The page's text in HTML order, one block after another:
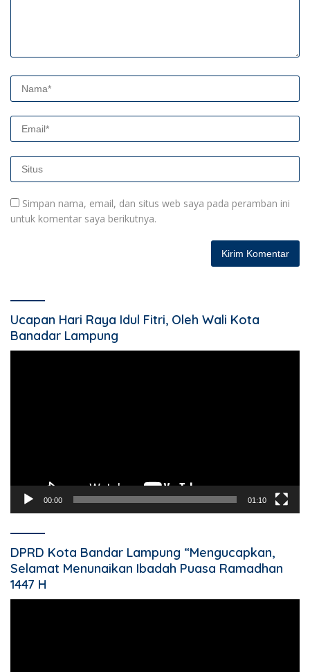
Simpan nama, email, dan situs web saya pada peramban ini
untuk komentar saya berikutnya.
Ucapan Hari Raya Idul Fitri, Oleh Wali Kota
Banadar Lampung
00:00 01:10
DPRD Kota Bandar Lampung “Mengucapkan,
Selamat Menunaikan Ibadah Puasa Ramadhan
1447 H